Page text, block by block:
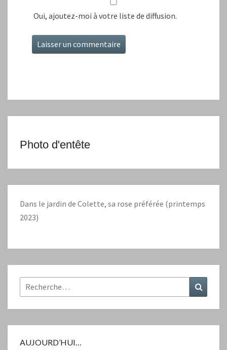
Oui, ajoutez-moi à votre liste de diffusion.
Photo d'entête
Dans le jardin de Colette, sa rose préférée (printemps
2023)
Rechercher :
AUJOURD’HUI…